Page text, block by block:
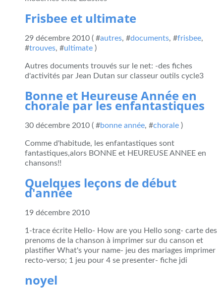
Frisbee et ultimate
29 décembre 2010 ( #autres, #documents, #frisbee,
#trouves, #ultimate )
Autres documents trouvés sur le net: -des fiches
d'activités par Jean Dutan sur classeur outils cycle3
Bonne et Heureuse Année en
chorale par les enfantastiques
30 décembre 2010 ( #bonne année, #chorale )
Comme d'habitude, les enfantastiques sont
fantastiques,alors BONNE et HEUREUSE ANNEE en
chansons!!
Quelques leçons de début
d'année
19 décembre 2010
1-trace écrite Hello- How are you Hello song- carte des
prenoms de la chanson à imprimer sur du canson et
plastifier What's your name- jeu des mariages imprimer
recto-verso; 1 jeu pour 4 se presenter- fiche jdi
noyel